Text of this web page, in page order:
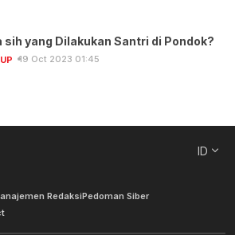
sih yang Dilakukan Santri di Pondok?
19 Oct 2023 01:45
ID
RedaksiPedoman Siber